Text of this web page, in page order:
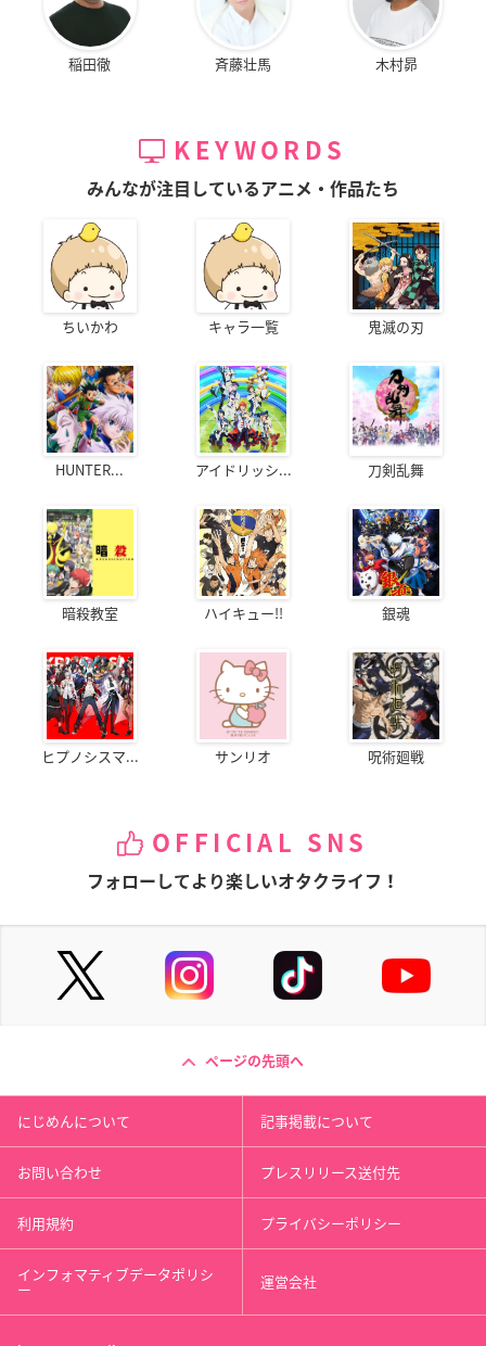
稲田徹 斉藤壮馬 木村昴
KEYWORDS
みんなが注目しているアニメ・作品たち
ちいかわ キャラ一覧 鬼滅の刃
HUNTER... アイドリッシ... 刀剣乱舞
暗殺教室 ハイキュー!! 銀魂
ヒプノシスマ... サンリオ 呪術廻戦
OFFICIAL SNS
フォローしてより楽しいオタクライフ！
ページの先頭へ
にじめんについて 記事掲載について
お問い合わせ プレスリリース送付先
利用規約 プライバシーポリシー
インフォマティブデータポリシ
ー 運営会社